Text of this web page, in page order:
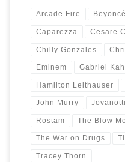
Arcade Fire Beyoncé
Caparezza Cesare
Chilly Gonzales
Eminem Gabriel
Hamilton Leithauser
John Murry Jovanotti
Rostam The Blow
The War on Drugs
Tracey Thorn